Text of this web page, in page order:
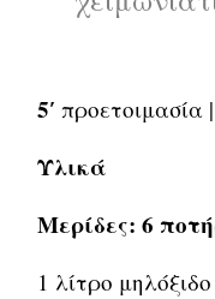
5′ προετοιμασία
Υλικά
Μερίδες: 6
1 λίτρο μηλόξιδο